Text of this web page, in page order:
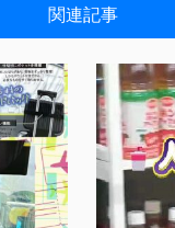
関連記事